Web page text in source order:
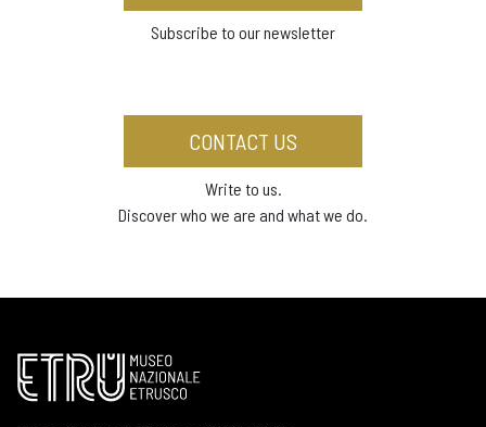
Subscribe to our newsletter
CONTACT US
Write to us.
Discover who we are and what we do.